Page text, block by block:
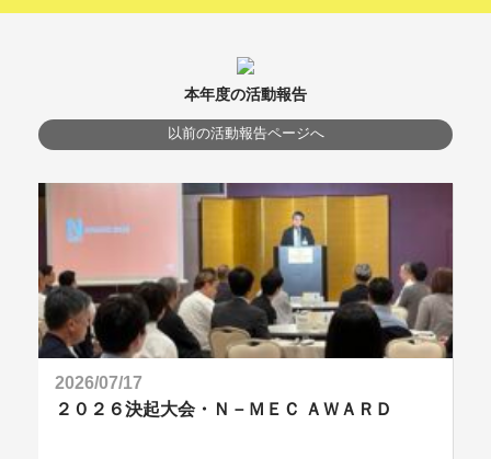
本年度の活動報告
以前の活動報告ページへ
2026/07/17
２０２６決起大会・Ｎ－ＭＥＣ ＡＷＡＲＤ